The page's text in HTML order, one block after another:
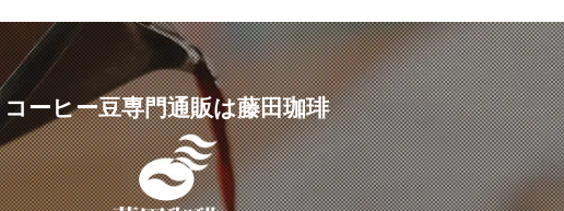
コーヒー豆専門通販は藤田珈琲